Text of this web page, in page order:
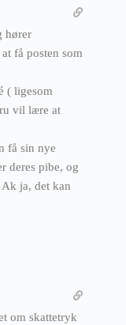
hører
få posten som
( ligesom
vil lære at
få sin nye
deres pibe, og
ja, det kan
om skattetryk